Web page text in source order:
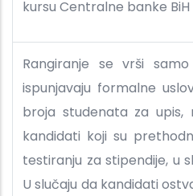
kursu Centralne banke
Rangiranje se vrši
ispunjavaju formalne
broja studenata za
kandidati koji su
testiranju za stipendije, u
U slučaju da kandidati